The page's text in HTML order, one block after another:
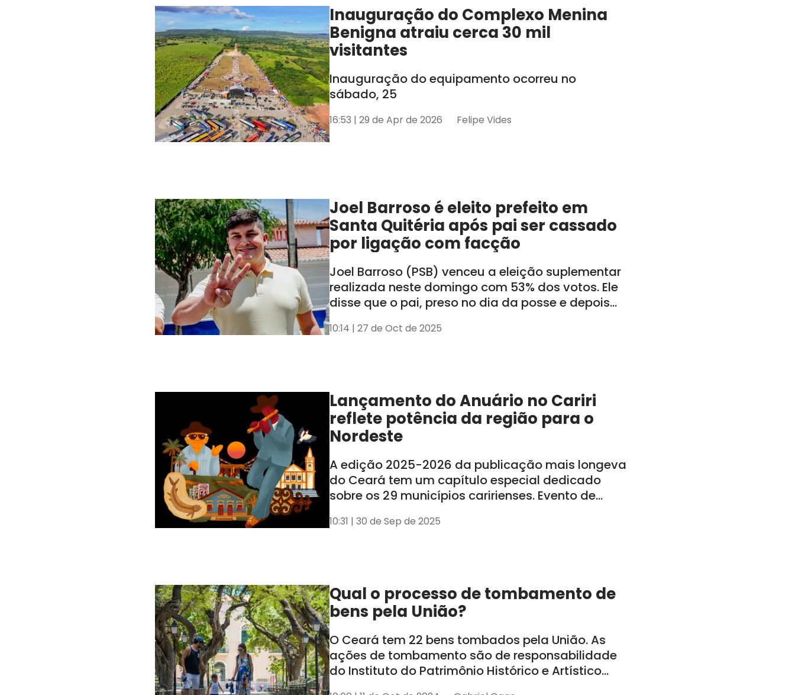
Inauguração do Complexo Menina
Benigna atraiu cerca 30 mil
visitantes
Inauguração do equipamento ocorreu no
sábado, 25
16:53 | 29 de Apr de 2026 Felipe Vides
Joel Barroso é eleito prefeito em
Santa Quitéria após pai ser cassado
por ligação com facção
Joel Barroso (PSB) venceu a eleição suplementar
realizada neste domingo com 53% dos votos. Ele
disse que o pai, preso no dia da posse e depois
10:14 | 27 de Oct de 2025
Lançamento do Anuário no Cariri
reflete potência da região para o
Nordeste
A edição 2025-2026 da publicação mais longeva
do Ceará tem um capítulo especial dedicado
sobre os 29 municípios caririenses. Evento de
em Juazeiro do Norte
10:31 | 30 de Sep de 2025
Qual o processo de tombamento de
bens pela União?
O Ceará tem 22 bens tombados pela União. As
ações de tombamento são de responsabilidade
do Instituto do Patrimônio Histórico e Artístico